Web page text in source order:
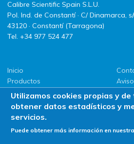
Calibre Scientific Spain S.L.U.
Pol. Ind. de Constantí · C/ Dinamarca,
43120 · Constantí (Tarragona)
Tel. +34 977 524 477
Inicio
Productos
LLG
Promociones
ServiSAT
Utilizamos cookies propias y
obtener datos estadísticos y
servicios.
Puede obtener más información en nuestra